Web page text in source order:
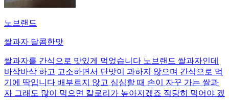
노브랜드
쌀과자 달콤한맛
쌀과자를 간식으로 맛있게 먹었습니다 노브랜드 쌀과자인데
바삭바삭 하고 고소하면서 단맛이 과하지 않으며 간식으로 먹
기에 딱입니다 배부르지 않고 심심할 때 손이 자꾸 가는 쌀과
자 그래도 많이 먹으면 칼로리가 높아지겠죠 적당히 먹어야 겠